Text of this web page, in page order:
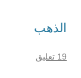
الذهب
19 تعليق